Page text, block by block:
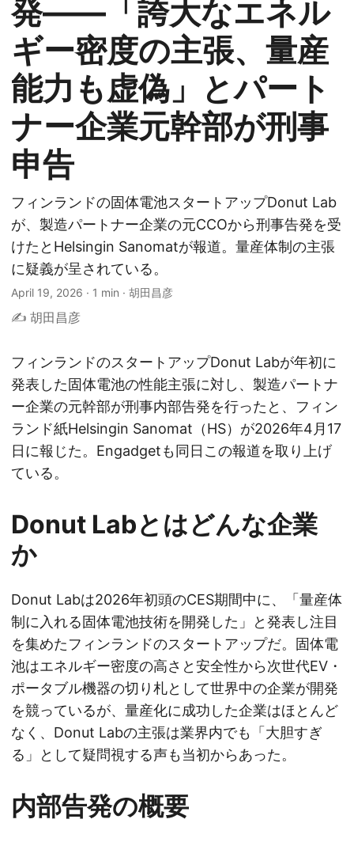
発——「誇大なエネル
ギー密度の主張、量産
能力も虚偽」とパート
ナー企業元幹部が刑事
申告
フィンランドの固体電池スタートアップDonut Lab
が、製造パートナー企業の元CCOから刑事告発を受
けたとHelsingin Sanomatが報道。量産体制の主張
に疑義が呈されている。
April 19, 2026 · 1 min · 胡田昌彦
✍️ 胡田昌彦
フィンランドのスタートアップDonut Labが年初に
発表した固体電池の性能主張に対し、製造パートナ
ー企業の元幹部が刑事内部告発を行ったと、フィン
ランド紙Helsingin Sanomat（HS）が2026年4月17
日に報じた。Engadgetも同日この報道を取り上げ
ている。
Donut Labとはどんな企業
か
Donut Labは2026年初頭のCES期間中に、「量産体
制に入れる固体電池技術を開発した」と発表し注目
を集めたフィンランドのスタートアップだ。固体電
池はエネルギー密度の高さと安全性から次世代EV・
ポータブル機器の切り札として世界中の企業が開発
を競っているが、量産化に成功した企業はほとんど
なく、Donut Labの主張は業界内でも「大胆すぎ
る」として疑問視する声も当初からあった。
内部告発の概要